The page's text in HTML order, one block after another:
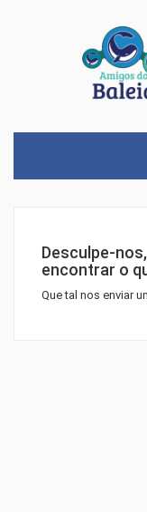
Desculpe-
encontrar o
Que tal nos enviar